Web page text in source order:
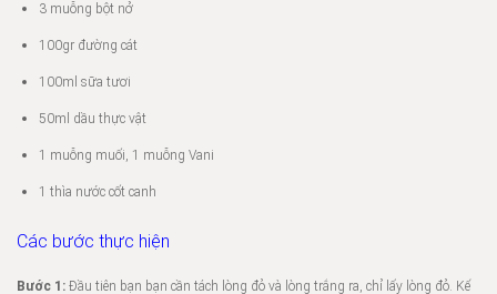
3 muỗng bột nở
100gr đường cát
100ml sữa tươi
50ml dầu thực vật
1 muỗng muối, 1 muỗng Vani
1 thìa nước cốt canh
Các bước thực hiện
Bước 1: Đầu tiên bạn bạn cần tách lòng đỏ và lòng trắng ra, chỉ lấy lòng đỏ. Kế